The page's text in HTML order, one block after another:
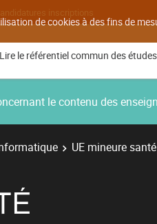
de cookies à des fins de
inscriptions
Lire le référentiel commun des études
le contenu des
UE mineure santé